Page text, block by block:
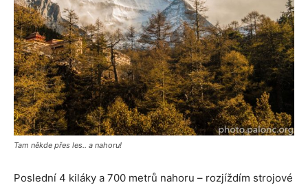
Tam někde přes les.. a nahoru!
Poslední 4 kiláky a 700 metrů nahoru – rozjíždím strojové